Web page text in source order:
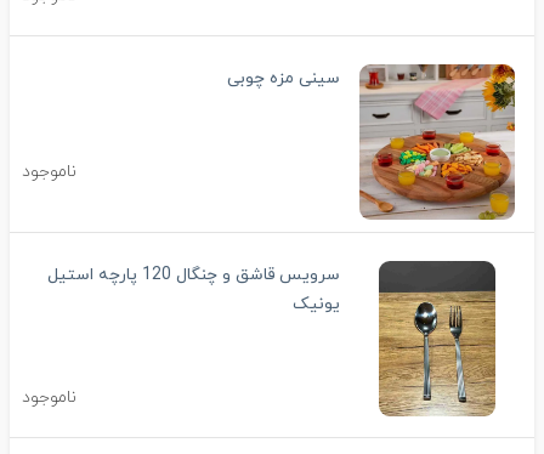
سینی مزه چوبی
ناموجود
سرویس قاشق و چنگال 120 پارچه استیل
یونیک
ناموجود